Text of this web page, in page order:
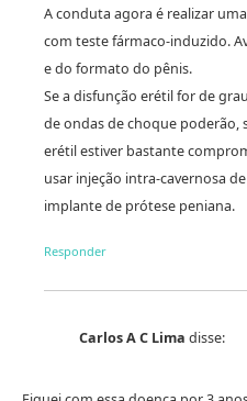
A conduta agora é realizar
com teste fármaco-induzido.
e do formato do pênis.
Se a disfunção erétil for de
de ondas de choque poderão,
erétil estiver bastante
usar injeção intra-cavernosa
implante de prótese peniana.
Responder
Carlos A C Lima disse: